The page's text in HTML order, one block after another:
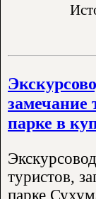
замечание
парке в
туристов,
парке